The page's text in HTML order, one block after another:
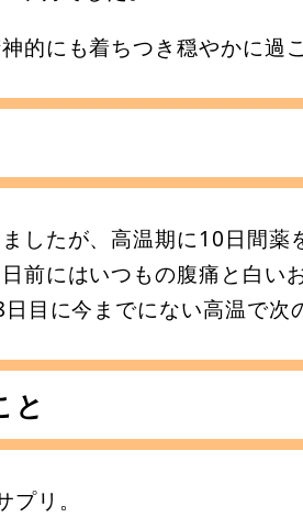
的にも着ちつき穏やかに過
したが、高温期に10日間薬
前にはいつもの腹痛と白い
目に今までにない高温で次
と
リ。